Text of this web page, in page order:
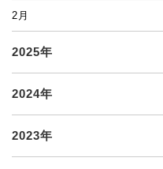
2月
2025年
2024年
2023年